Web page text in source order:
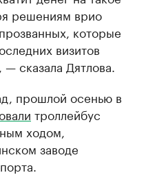
решениям врио
которые
визитов
сказала Дятлова.
прошлой осенью в
троллейбус
ходом,
заводе